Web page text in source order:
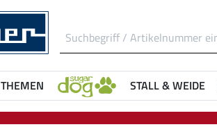
THEMEN STALL & WEIDE